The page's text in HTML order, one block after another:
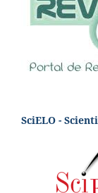
SciELO -